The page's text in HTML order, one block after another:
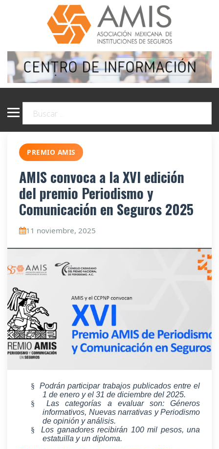
PREMIO AMIS
AMIS convoca a la XVI edición
del premio Periodismo y
Comunicación en Seguros 2025
11 noviembre, 2025
§
Podrán participar trabajos publicados entre el
1 de enero y el 31 de diciembre del 2025.
§
Las categorías a evaluar son: Géneros
informativos, Nuevas narrativas y Periodismo
de opinión y análisis.
§
Los ganadores recibirán 100 mil pesos, una
estatuilla y un diploma.